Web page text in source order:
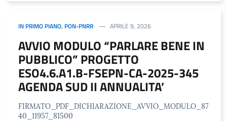
IN PRIMO PIANO, PON-PNRR APRILE 9, 2026
AVVIO MODULO “PARLARE BENE IN
PUBBLICO” PROGETTO
ESO4.6.A1.B-FSEPN-CA-2025-345
AGENDA SUD II ANNUALITA’
FIRMATO_PDF_DICHIARAZIONE_AVVIO_MODULO_87
40_11957_81500